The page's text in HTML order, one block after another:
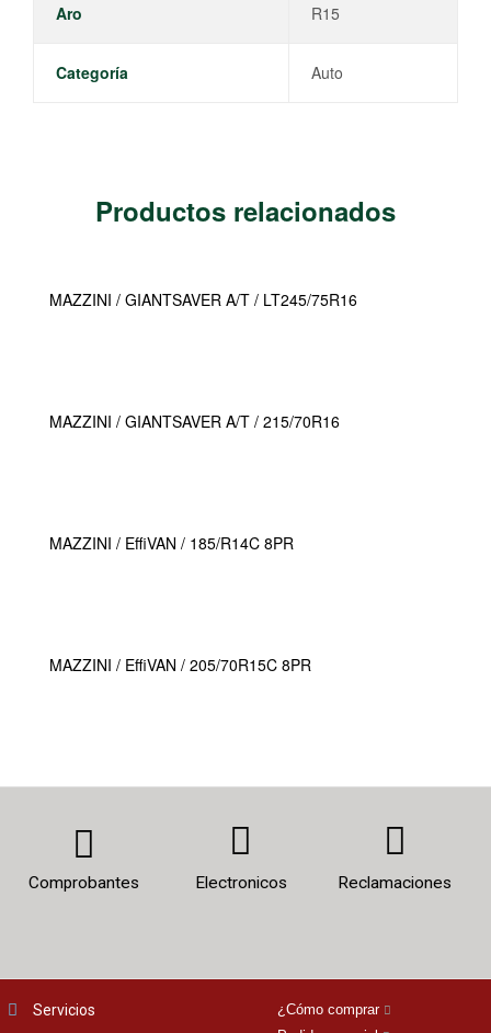
Aro R15
Categoría Auto
Productos relacionados
MAZZINI / GIANTSAVER A/T / LT245/75R16
MAZZINI / GIANTSAVER A/T / 215/70R16
MAZZINI / EffiVAN / 185/R14C 8PR
MAZZINI / EffiVAN / 205/70R15C 8PR
Comprobantes Electronicos Reclamaciones
Servicios
¿Cómo comprar